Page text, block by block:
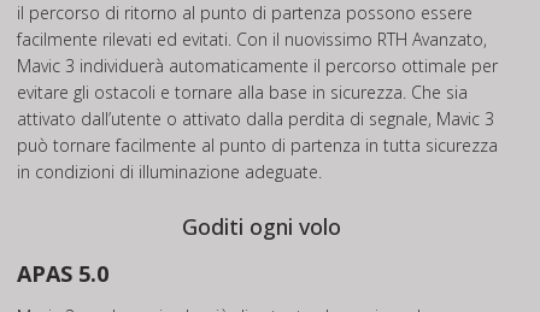
il percorso di ritorno al punto di partenza possono essere
facilmente rilevati ed evitati. Con il nuovissimo RTH Avanzato,
Mavic 3 individuerà automaticamente il percorso ottimale per
evitare gli ostacoli e tornare alla base in sicurezza. Che sia
attivato dall’utente o attivato dalla perdita di segnale, Mavic 3
può tornare facilmente al punto di partenza in tutta sicurezza
in condizioni di illuminazione adeguate.
Goditi ogni volo
APAS 5.0